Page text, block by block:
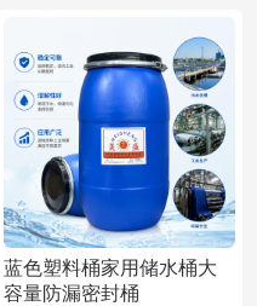
蓝色塑料桶家用储水桶大
容量防漏密封桶